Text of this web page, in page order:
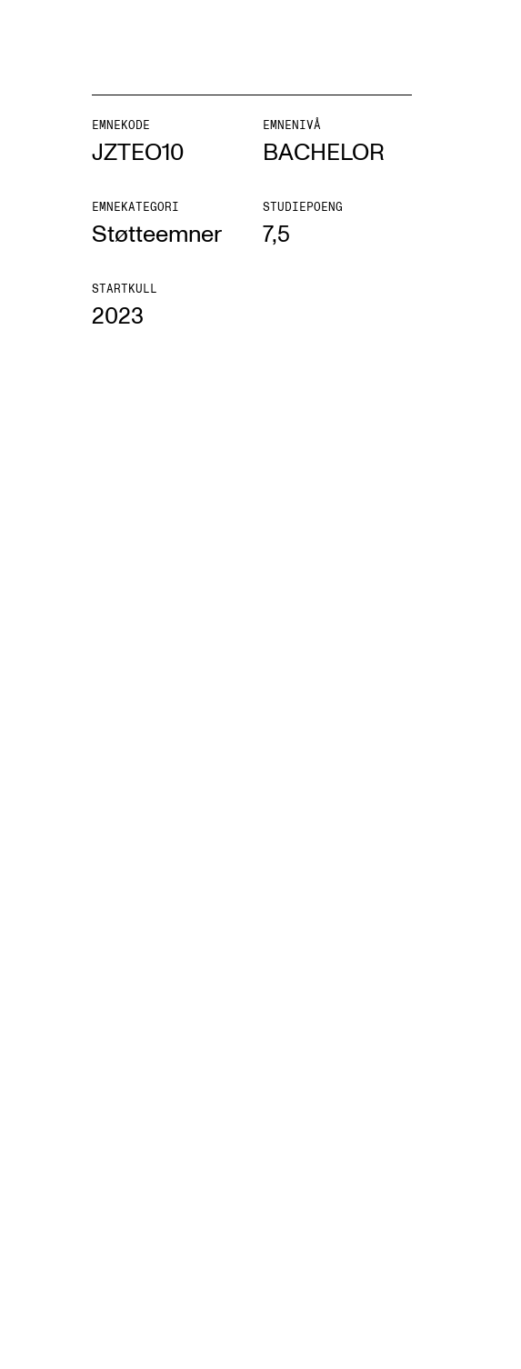
KONTAKTER
Organisasjon
Hvem gjør hva i administrasjonen?
EMNEKODE
JZTEO10
EMNENIVÅ
BACHELOR
EMNEKATEGORI
Støtteemner
STUDIEPOENG
7,5
STARTKULL
2023